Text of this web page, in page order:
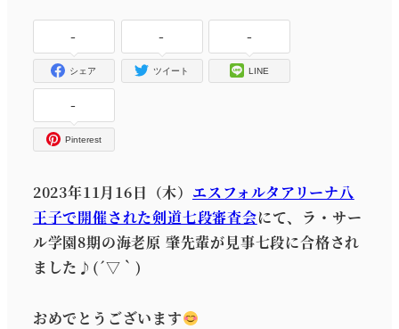
-
シェア
-
ツイート
-
LINE
-
Pinterest
2023年11月16日（木） エスフォルタアリーナ八
王子で開催された剣道七段審査会にて、ラ・サー
ル学園8期の海老原 肇先輩が見事七段に合格され
ました♪(´▽｀)
おめでとうございます